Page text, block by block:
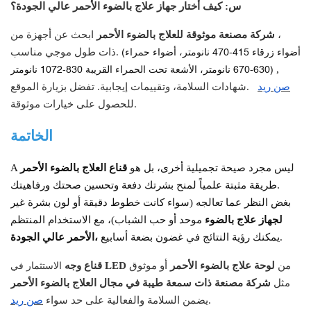
س: كيف أختار جهاز علاج بالضوء الأحمر عالي الجودة؟
ابحث عن أجهزة من شركة مصنعة موثوقة للعلاج بالضوء الأحمر ،
ذات طول موجي مناسب. (أضواء زرقاء 415-470 نانومتر، أضواء حمراء
630-670 نانومتر، الأشعة تحت الحمراء القريبة 830-1072 نانومتر) ,
شهادات السلامة، وتقييمات إيجابية. تفضل بزيارة الموقع.
صن ريد
للحصول على خيارات موثوقة.
الخاتمة
A قناع العلاج بالضوء الأحمر ليس مجرد صيحة تجميلية أخرى، بل هو
طريقة مثبتة علمياً لمنح بشرتك دفعة وتحسين صحتك ورفاهيتك.
بغض النظر عما تعالجه (سواء كانت خطوط دقيقة أو لون بشرة غير
موحد أو حب الشباب)، مع الاستخدام المنتظم لجهاز علاج بالضوء
الأحمر عالي الجودة،
يمكنك رؤية النتائج في غضون بضعة أسابيع.
قناع وجه LED موثوق أو لوحة علاج بالضوء الأحمر من
شركة مصنعة ذات سمعة طيبة في مجال العلاج بالضوء الأحمر مثل
صن ريد
يضمن السلامة والفعالية على حد سواء.